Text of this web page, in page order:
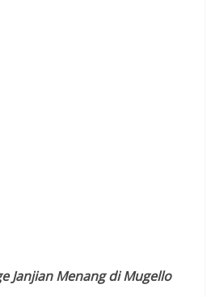
Janjian Menang di Mugello